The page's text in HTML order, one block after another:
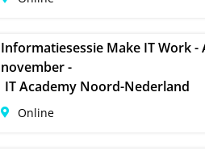
Informatiesessie Make IT Work
november -
IT Academy Noord-Nederland
Online